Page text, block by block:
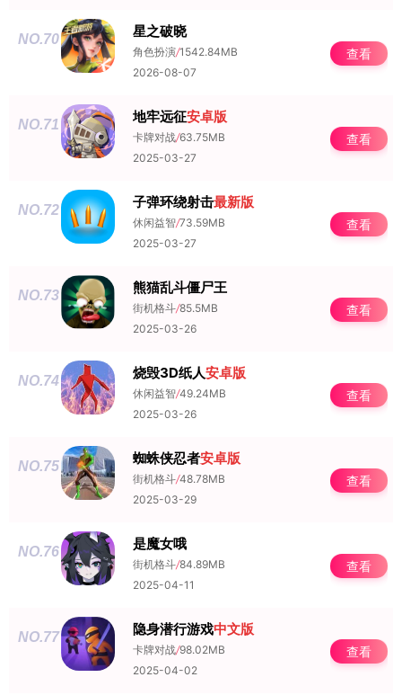
NO.70 星之破晓
角色扮演/1542.84MB
2026-08-07
查看
NO.71 地牢远征安卓版
卡牌对战/63.75MB
2025-03-27
查看
NO.72 子弹环绕射击最新版
休闲益智/73.59MB
2025-03-27
查看
NO.73 熊猫乱斗僵尸王
街机格斗/85.5MB
2025-03-26
查看
NO.74 烧毁3D纸人安卓版
休闲益智/49.24MB
2025-03-26
查看
NO.75 蜘蛛侠忍者安卓版
街机格斗/48.78MB
2025-03-29
查看
NO.76 是魔女哦
街机格斗/84.89MB
2025-04-11
查看
NO.77 隐身潜行游戏中文版
卡牌对战/98.02MB
2025-04-02
查看